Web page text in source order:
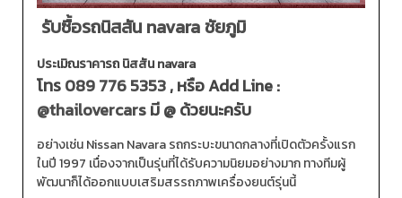
รับซื้อรถนิสสัน navara ชัยภูมิ
ประเมิณราคารถ นิสสัน navara
โทร089 776 5353, หรือ Add Line :
@thailovercarsมี @ ด้วยนะครับ
อย่างเช่น Nissan Navara รถกระบะขนาดกลางที่เปิดตัวครั้งแรก
ในปี 1997 เนื่องจากเป็นรุ่นที่ได้รับความนิยมอย่างมาก ทางทีมผู้
พัฒนาก็ได้ออกแบบเสริมสรรถภาพเครื่องยนต์รุ่นนี้